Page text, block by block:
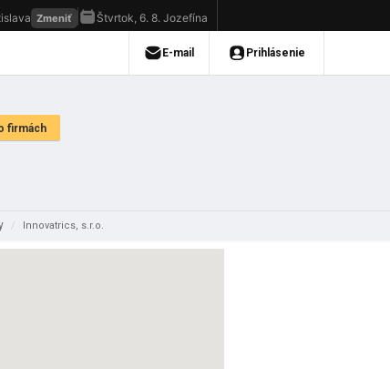
/ Innovatrics, s.r.o.